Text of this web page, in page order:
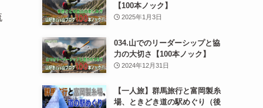
【100本ノック】
2025年1月3日
034.山でのリーダーシップと協
力の大切さ【100本ノック】
2024年12月31日
【一人旅】群馬旅行と富岡製糸
場、ときどき道の駅めぐり（後